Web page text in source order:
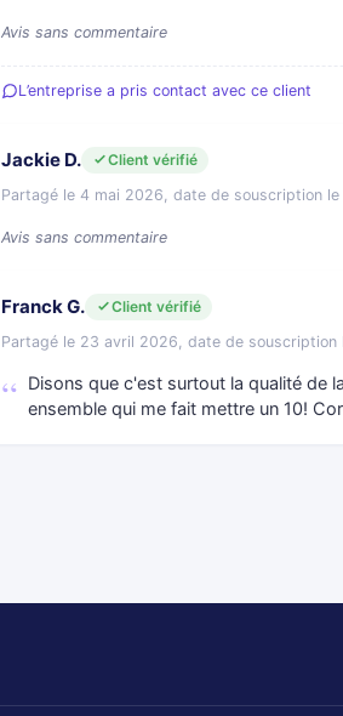
Avis sans commentaire
L’entreprise a pris contact avec ce client
Jackie D.
Client vérifié
Partagé le 4 mai 2026, date de souscription le
Avis sans commentaire
Franck G.
Client vérifié
Partagé le 23 avril 2026, date de souscription
Disons que c'est surtout la qualité de
ensemble qui me fait mettre un 10!